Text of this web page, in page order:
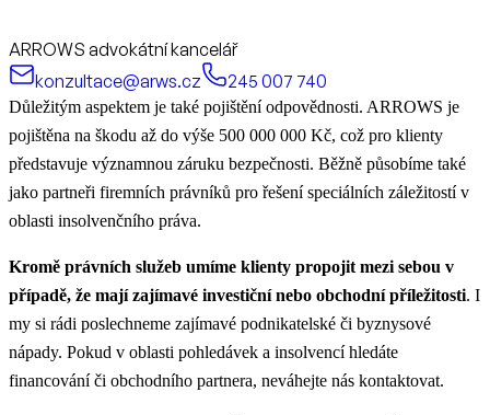
ARROWS advokátní kancelář
konzultace@arws.cz
245 007 740
Důležitým aspektem je také pojištění odpovědnosti. ARROWS je
pojištěna na škodu až do výše 500 000 000 Kč, což pro klienty
představuje významnou záruku bezpečnosti. Běžně působíme také
jako partneři firemních právníků pro řešení speciálních záležitostí v
oblasti insolvenčního práva.
Kromě právních služeb umíme klienty propojit mezi sebou v
případě, že mají zajímavé investiční nebo obchodní příležitosti. I
my si rádi poslechneme zajímavé podnikatelské či byznysové
nápady. Pokud v oblasti pohledávek a insolvencí hledáte
financování či obchodního partnera, neváhejte nás kontaktovat.